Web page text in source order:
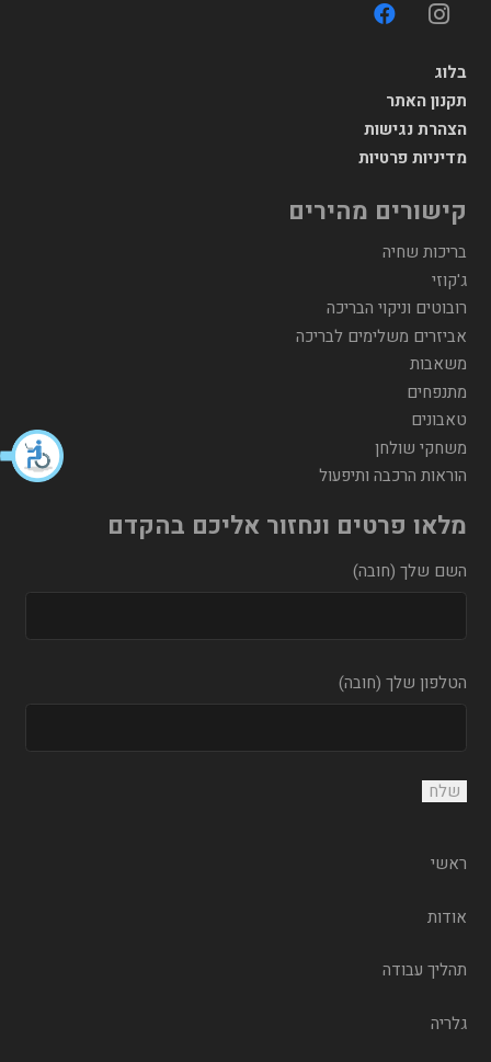
בלוג
תקנון האתר
הצהרת נגישות
מדיניות פרטיות
קישורים מהירים
בריכות שחיה
ג'קוזי
רובוטים וניקוי הבריכה
אביזרים משלימים לבריכה
משאבות
מתנפחים
טאבונים
משחקי שולחן
הוראות הרכבה ותיפעול
מלאו פרטים ונחזור אליכם בהקדם
השם שלך (חובה)
הטלפון שלך (חובה)
ראשי
אודות
תהליך עבודה
גלריה